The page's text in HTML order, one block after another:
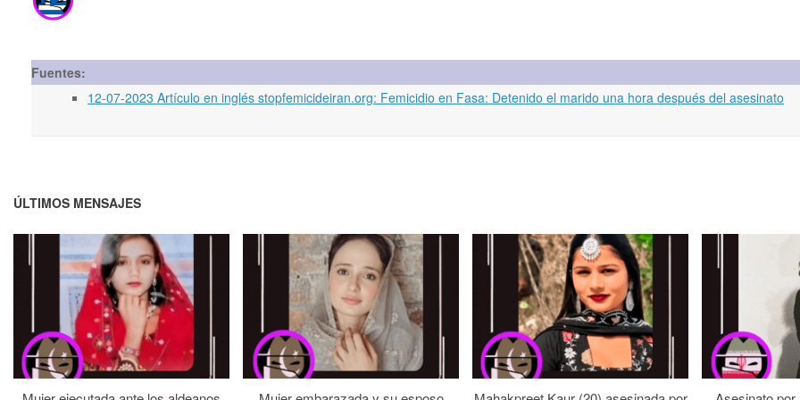
Fuentes:
12-07-2023 Artículo en inglés stopfemicideiran.org: Femicidio en Fasa: Detenido el marido una hora después del asesinato
ÚLTIMOS MENSAJES